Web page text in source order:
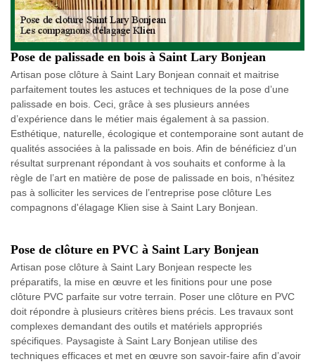
Pose de palissade en bois à Saint Lary Bonjean
Artisan pose clôture à Saint Lary Bonjean connait et maitrise
parfaitement toutes les astuces et techniques de la pose d’une
palissade en bois. Ceci, grâce à ses plusieurs années
d’expérience dans le métier mais également à sa passion.
Esthétique, naturelle, écologique et contemporaine sont autant de
qualités associées à la palissade en bois. Afin de bénéficiez d’un
résultat surprenant répondant à vos souhaits et conforme à la
règle de l’art en matière de pose de palissade en bois, n’hésitez
pas à solliciter les services de l’entreprise pose clôture Les
compagnons d'élagage Klien sise à Saint Lary Bonjean.
Pose de clôture en PVC à Saint Lary Bonjean
Artisan pose clôture à Saint Lary Bonjean respecte les
préparatifs, la mise en œuvre et les finitions pour une pose
clôture PVC parfaite sur votre terrain. Poser une clôture en PVC
doit répondre à plusieurs critères biens précis. Les travaux sont
complexes demandant des outils et matériels appropriés
spécifiques. Paysagiste à Saint Lary Bonjean utilise des
techniques efficaces et met en œuvre son savoir-faire afin d’avoir